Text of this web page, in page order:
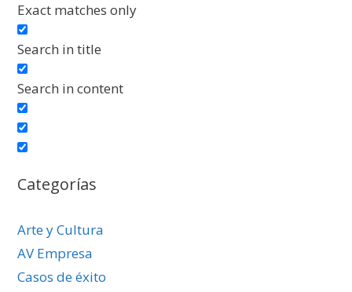
Exact matches only
Search in title
Search in content
Categorías
Arte y Cultura
AV Empresa
Casos de éxito